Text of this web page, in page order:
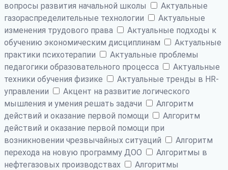
вопросы развития начальной школы
Актуальные
газораспределительные технологии
Актуальные
изменения трудового права
Актуальные подходы к
обучению экономическим дисциплинам
Актуальные
практики психотерапии
Актуальные проблемы
педагогики образовательного процесса
Актуальные
техники обучения физике
Актуальные тренды в HR-
управлении
Акцент на развитие логического
мышления и умения решать задачи
Алгоритм
действий и оказание первой помощи
Алгоритм
действий и оказание первой помощи при
возникновении чрезвычайных ситуаций
Алгоритм
перехода на новую программу ДОО
Алгоритмы в
нефтегазовых производствах
Алгоритмы